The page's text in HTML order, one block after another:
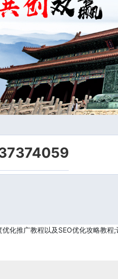
推广教程以及SEO优化攻略教程